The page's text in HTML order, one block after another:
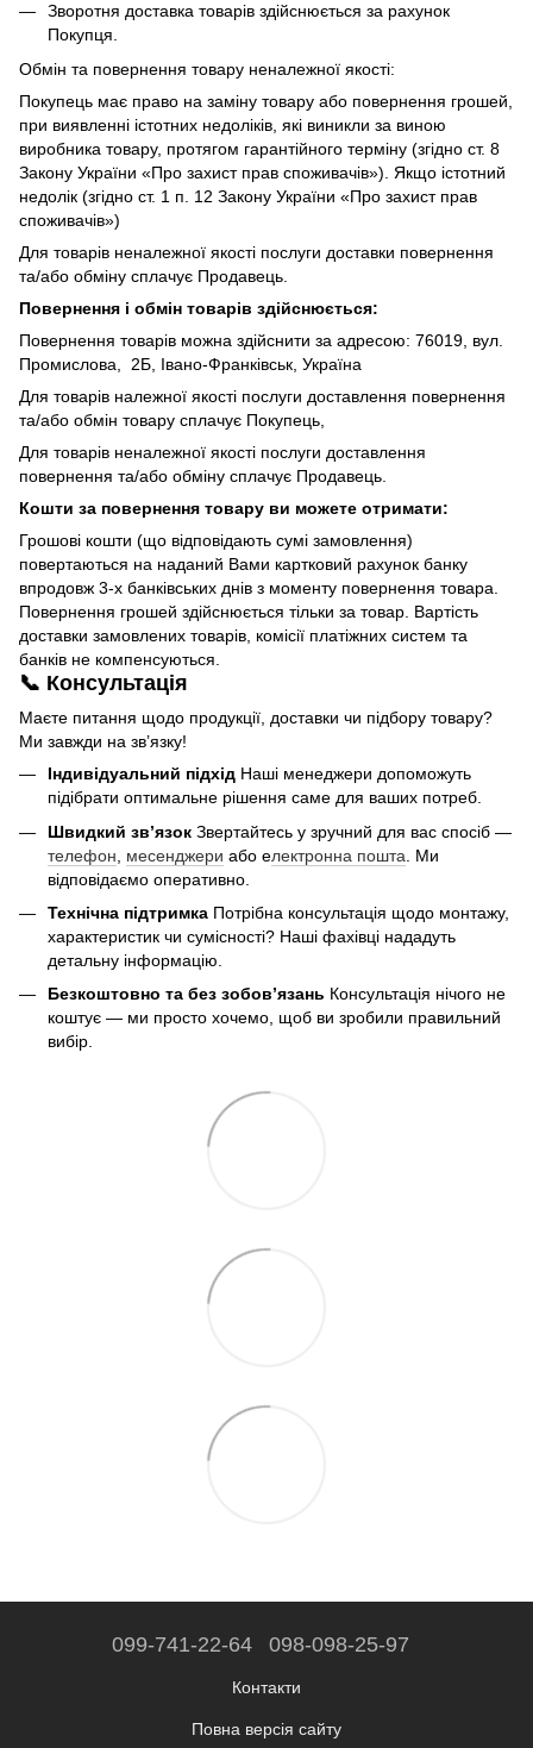
Зворотня доставка товарів здійснюється за рахунок
Покупця.
Обмін та повернення товару неналежної якості:
Покупець має право на заміну товару або повернення грошей,
при виявленні істотних недоліків, які виникли за виною
виробника товару, протягом гарантійного терміну (згідно ст. 8
Закону України «Про захист прав споживачів»). Якщо істотний
недолік (згідно ст. 1 п. 12 Закону України «Про захист прав
споживачів»)
Для товарів неналежної якості послуги доставки повернення
та/або обміну сплачує Продавець.
Повернення і обмін товарів здійснюється:
Повернення товарів можна здійснити за адресою: 76019, вул.
Промислова, 2Б, Івано-Франківськ, Україна
Для товарів належної якості послуги доставлення повернення
та/або обмін товару сплачує Покупець,
Для товарів неналежної якості послуги доставлення
повернення та/або обміну сплачує Продавець.
Кошти за повернення товару ви можете отримати:
Грошові кошти (що відповідають сумі замовлення)
повертаються на наданий Вами картковий рахунок банку
впродовж 3-х банківських днів з моменту повернення товара.
Повернення грошей здійснюється тільки за товар. Вартість
доставки замовлених товарів, комісії платіжних систем та
банків не компенсуються.
📞 Консультація
Маєте питання щодо продукції, доставки чи підбору товару?
Ми завжди на зв’язку!
Індивідуальний підхід Наші менеджери допоможуть
підібрати оптимальне рішення саме для ваших потреб.
Швидкий зв’язок Звертайтесь у зручний для вас спосіб —
телефон
месенджери або електронна пошта . Ми
відповідаємо оперативно.
Технічна підтримка Потрібна консультація щодо монтажу,
характеристик чи сумісності? Наші фахівці нададуть
детальну інформацію.
Безкоштовно та без зобов’язань Консультація нічого не
коштує — ми просто хочемо, щоб ви зробили правильний
вибір.
099-741-22-64 098-098-25-97
Контакти
Повна версія сайту